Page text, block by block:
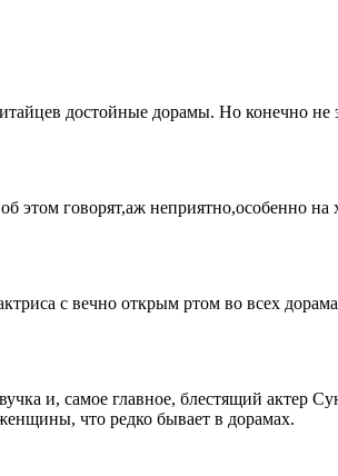
достойные дорамы. Но конечно не
этом говорят,аж неприятно,особенно на
с вечно открым ртом во всех
и, самое главное, блестящий актер
что редко бывает в дорамах.